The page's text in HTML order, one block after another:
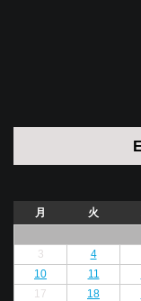
月
火
3
4
10
11
17
18